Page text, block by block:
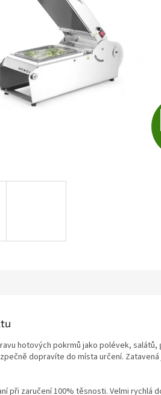
hotových pokrmů jako polévek,
dopravíte do místa určení.
při zaručení 100% těsnosti. Velmi rychlá